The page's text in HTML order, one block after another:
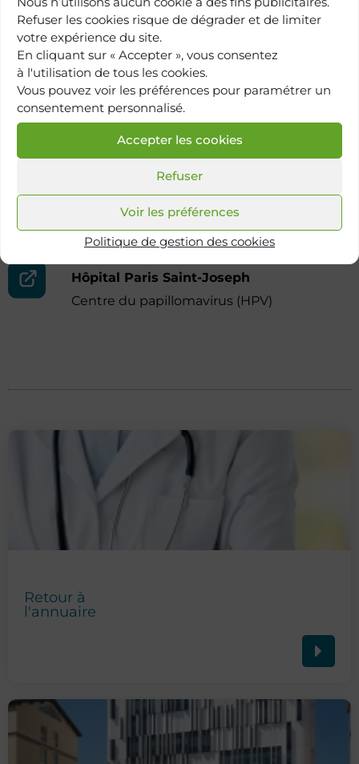
Refuser les cookies risque de dégrader et de limiter
votre expérience du site.
En cliquant sur « Accepter », vous consentez
à l'utilisation de tous les cookies.
Vous pouvez voir les préférences pour paramétrer un
consentement personnalisé.
Accepter les cookies
Refuser
Voir les préférences
Politique de gestion des cookies
Hôpital Paris Saint-Joseph
Proctologie
Hôpital Paris Saint-Joseph
Centre de périnéologie
Institut de proctologie
Hôpital Paris Saint-Joseph
Centre du papillomavirus (HPV)
Retour à
l'annuaire